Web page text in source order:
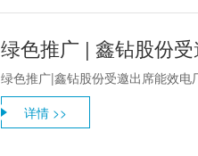
绿色推广|鑫钻股份受邀出席能效
详情 >>